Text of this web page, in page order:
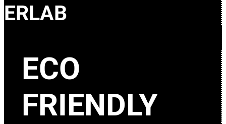
ERLAB
ECO
FRIENDLY